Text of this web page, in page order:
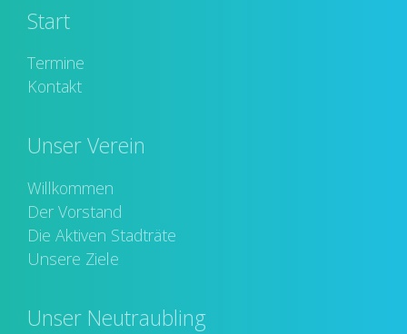
Start
Termine
Kontakt
Unser Verein
Willkommen
Der Vorstand
Die Aktiven Stadträte
Unsere Ziele
Unser Neutraubling